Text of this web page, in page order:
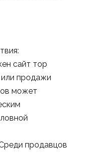
сайт тор
или продажи
может
продавцов